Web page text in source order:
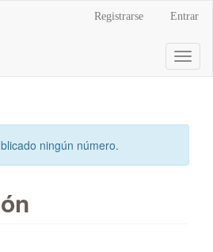
Registrarse Entrar
ningún número.